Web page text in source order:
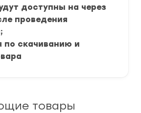
доступны на через
проведения
по скачиванию и
товары